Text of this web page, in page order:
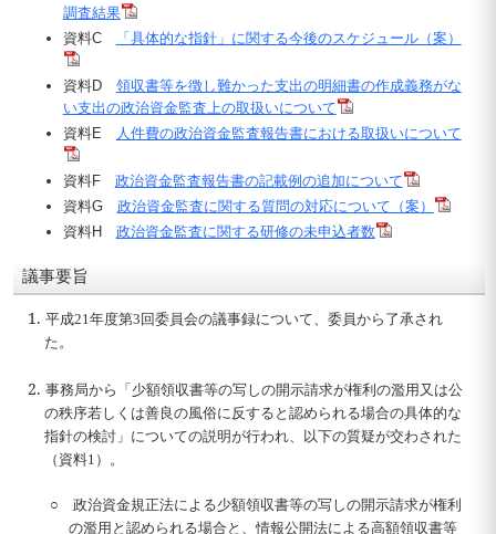
調査結果
資料C
「具体的な指針」に関する今後のスケジュール（案）
資料D 領収書等を徴し難かった支出の明細書の作成義務がな
い支出の政治資金監査上の取扱いについて
資料E
人件費の政治資金監査報告書における取扱いについて
資料F 政治資金監査報告書の記載例の追加について
資料G 政治資金監査に関する質問の対応について（案）
資料H 政治資金監査に関する研修の未申込者数
議事要旨
1.平成21年度第3回委員会の議事録について、委員から了承され
た。
2.事務局から「少額領収書等の写しの開示請求が権利の濫用又は公
の秩序若しくは善良の風俗に反すると認められる場合の具体的な
指針の検討」についての説明が行われ、以下の質疑が交わされた
（資料1）。
○ 政治資金規正法による少額領収書等の写しの開示請求が権利
の濫用と認められる場合と、情報公開法による高額領収書等